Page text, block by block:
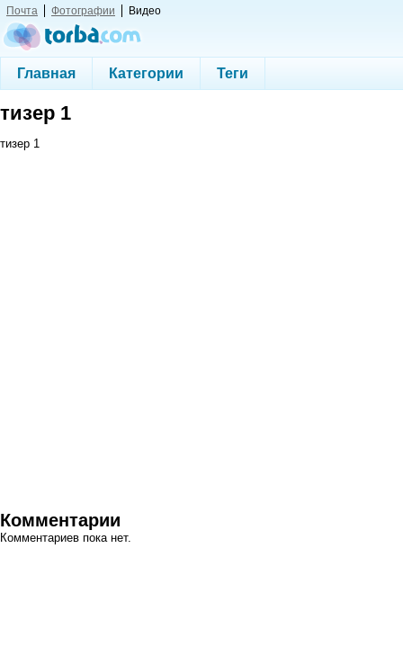
Почта Фотографии Видео
Главная Категории Теги
тизер 1
тизер 1
Комментарии
Комментариев пока нет.